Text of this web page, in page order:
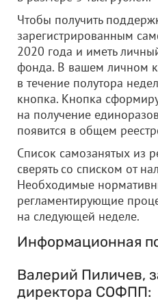
Чтобы получить
зарегистрированным
2020 года и иметь
фонда. В вашем личном
в течение полутора
кнопка. Кнопка
на получение
появится в общем
Список самозанятых из
сверять со списком от
Необходимые
регламентирующие
на следующей неделе.
Информационная
Валерий Пиличев,
директора СОФПП: